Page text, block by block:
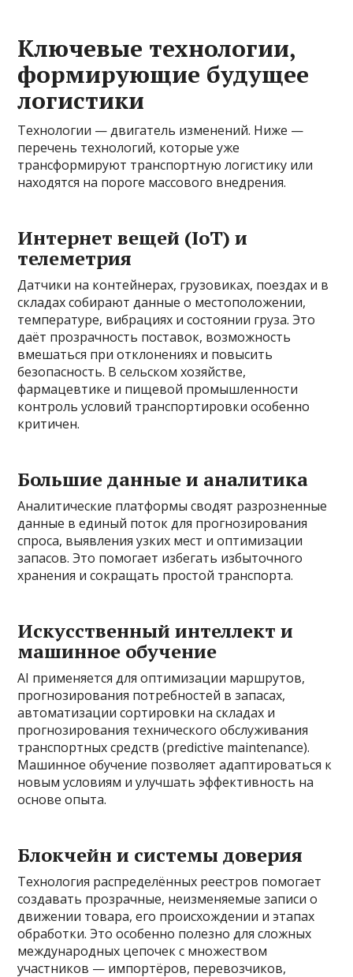
Ключевые технологии,
формирующие будущее
логистики
Технологии — двигатель изменений. Ниже —
перечень технологий, которые уже
трансформируют транспортную логистику или
находятся на пороге массового внедрения.
Интернет вещей (IoT) и
телеметрия
Датчики на контейнерах, грузовиках, поездах и в
складах собирают данные о местоположении,
температуре, вибрациях и состоянии груза. Это
даёт прозрачность поставок, возможность
вмешаться при отклонениях и повысить
безопасность. В сельском хозяйстве,
фармацевтике и пищевой промышленности
контроль условий транспортировки особенно
критичен.
Большие данные и аналитика
Аналитические платформы сводят разрозненные
данные в единый поток для прогнозирования
спроса, выявления узких мест и оптимизации
запасов. Это помогает избегать избыточного
хранения и сокращать простой транспорта.
Искусственный интеллект и
машинное обучение
AI применяется для оптимизации маршрутов,
прогнозирования потребностей в запасах,
автоматизации сортировки на складах и
прогнозирования технического обслуживания
транспортных средств (predictive maintenance).
Машинное обучение позволяет адаптироваться к
новым условиям и улучшать эффективность на
основе опыта.
Блокчейн и системы доверия
Технология распределённых реестров помогает
создавать прозрачные, неизменяемые записи о
движении товара, его происхождении и этапах
обработки. Это особенно полезно для сложных
международных цепочек с множеством
участников — импортёров, перевозчиков,